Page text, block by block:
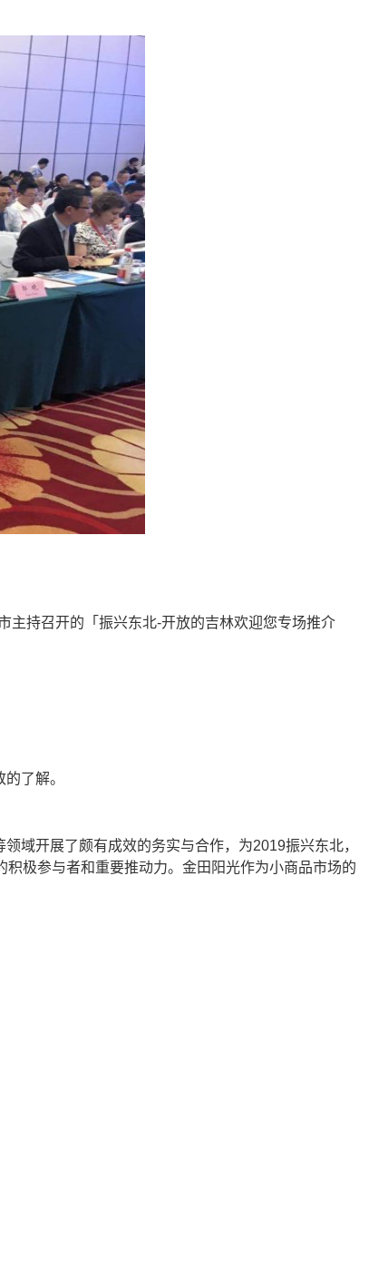
持召开的「振兴东北-开放的吉林欢迎您专场推介
了解。
域开展了颇有成效的务实与合作，为2019振兴东北，
积极参与者和重要推动力。金田阳光作为小商品市场的